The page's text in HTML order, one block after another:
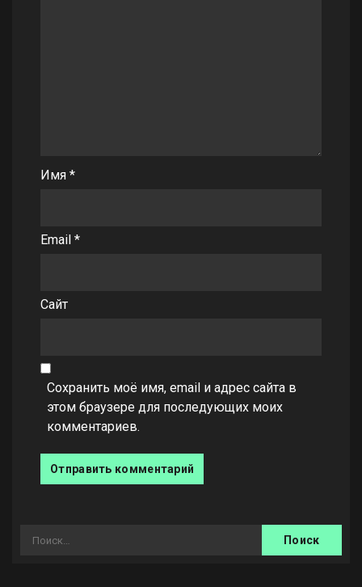
Имя *
Email *
Сайт
Сохранить моё имя, email и адрес сайта в
этом браузере для последующих моих
комментариев.
Найти: